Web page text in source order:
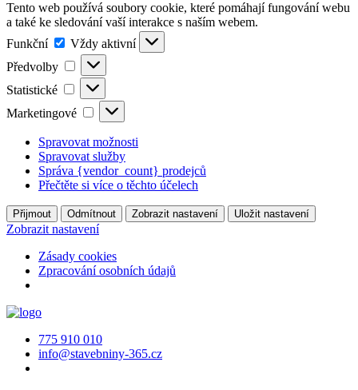
Tento web používá soubory cookie, které pomáhají fungování webu
a také ke sledování vaší interakce s naším webem.
Funkční
Funkční
Vždy aktivní
Předvolby
Předvolby
Statistické
Statistické
Marketingové
Marketingové
Spravovat možnosti
Spravovat služby
Správa {vendor_count} prodejců
Přečtěte si více o těchto účelech
Přijmout Odmítnout Zobrazit nastavení Uložit nastavení
Zobrazit nastavení
Zásady cookies
Zpracování osobních údajů
775 910 010
info@stavebniny-365.cz